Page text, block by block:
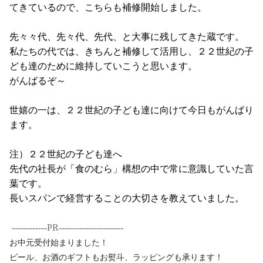
てきているので、こちらも補修開始しました。
先々々代、先々代、先代、と大事に残してきた蔵です。
私たちの代では、きちんと補修して活用し、２２世紀の子
ども達のために維持していこうと思います。
がんばるぞ～
世嬉の一は、２２世紀の子ども達に向けて今日もがんばり
ます。
注）２２世紀の子ども達へ
先代の社長が「食のむら」構想の中で常に意識していた言
葉です。
長いスパンで経営することの大切さを教えていました。
------------PR----------------------
お中元受付始まりました！
ビール、お酒のギフトもお熨斗、ラッピングも承ります！